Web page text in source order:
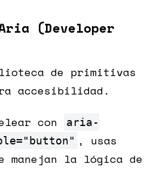
(Developer
de primitivas
accesibilidad.
con
aria-
, usas
manejan la lógica de